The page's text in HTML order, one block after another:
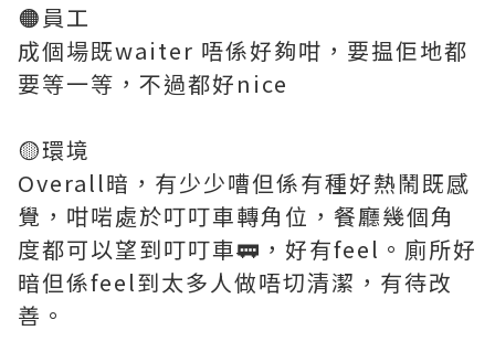
🟠員工
成個場既waiter 唔係好夠咁，要揾佢地都
要等一等，不過都好nice
🟡環境
Overall暗，有少少嘈但係有種好熱鬧既感
覺，咁啱處於叮叮車轉角位，餐廳幾個角
度都可以望到叮叮車🚃，好有feel。廁所好
暗但係feel到太多人做唔切清潔，有待改
善。